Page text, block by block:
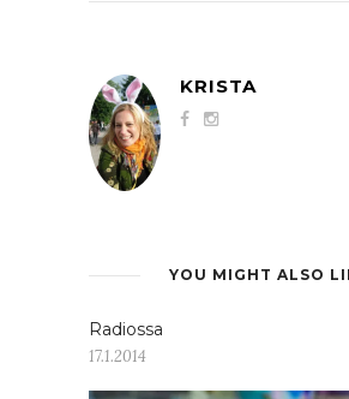
KRISTA
YOU MIGHT ALSO
Radiossa
17.1.2014